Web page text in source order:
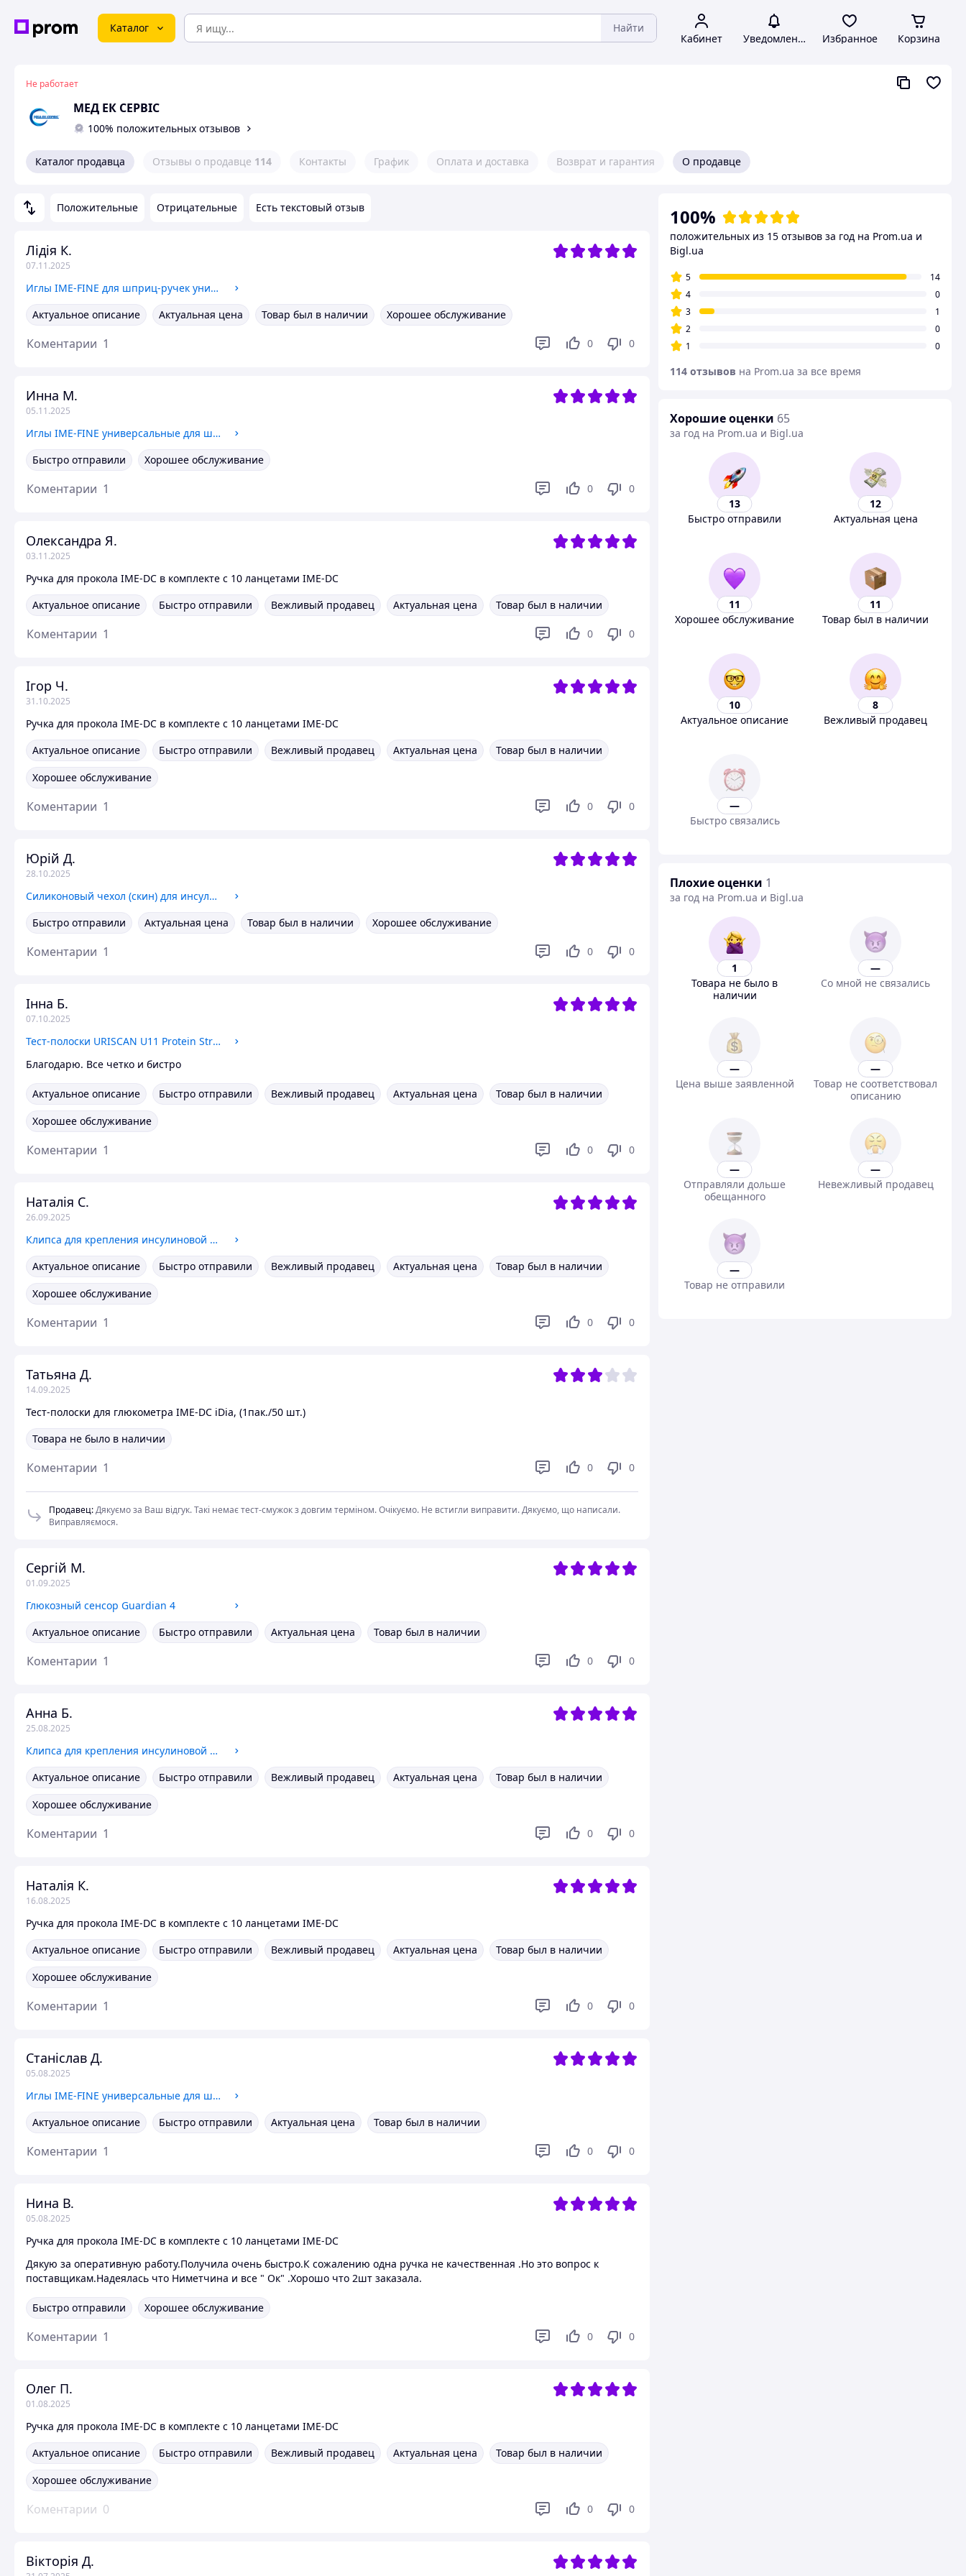
Каталог Найти
Кабинет Уведомления Избранное Корзина
Не работает
МЕД ЕК СЕРВІС
100% положительных отзывов
Каталог продавца Отзывы о продавце 114 Контакты График Оплата и доставка Возврат и гарантия О продавце
Положительные Отрицательные Есть текстовый отзыв
Лідія К.
07.11.2025
Иглы IME-FINE для шприц-ручек универсальные, 4 мм, 100 шт.
Актуальное описание
Актуальная цена Товар был в наличии Хорошее обслуживание
Коментарии 1 0 0
Инна М.
05.11.2025
Иглы IME-FINE универсальные для шприц-ручек, 8 мм, 100 шт.
Быстро отправили
Хорошее обслуживание
Коментарии 1 0 0
Олександра Я.
03.11.2025
Ручка для прокола IME-DC в комплекте с 10 ланцетами IME-DC
Актуальное описание
Быстро отправили Вежливый продавец Актуальная цена Товар был в наличии
Коментарии 1 0 0
Ігор Ч.
31.10.2025
Ручка для прокола IME-DC в комплекте с 10 ланцетами IME-DC
Актуальное описание
Быстро отправили Вежливый продавец Актуальная цена
Товар был в наличии
Хорошее обслуживание
Коментарии 1 0 0
Юрій Д.
28.10.2025
Силиконовый чехол (скин) для инсулиновой помпы MiniMed Medtronic 780G, 720G, 640G
Быстро отправили
Актуальная цена Товар был в наличии Хорошее обслуживание
Коментарии 1 0 0
Інна Б.
07.10.2025
Тест-полоски URISCAN U11 Protein Strip (определение белка в моче) №50
Благодарю. Все четко и бистро
Актуальное описание Быстро отправили Вежливый продавец Актуальная цена
Товар был в наличии
Хорошее обслуживание
Коментарии 1 0 0
Наталія С.
26.09.2025
Клипса для крепления инсулиновой помпы Medtronic 780G, 720G, 640G
Актуальное описание
Быстро отправили Вежливый продавец Актуальная цена
Товар был в наличии
Хорошее обслуживание
Коментарии 1 0 0
Татьяна Д.
14.09.2025
Тест-полоски для глюкометра IME-DC iDia, (1пак./50 шт.)
Товара не было в наличии
Коментарии 1 0 0
Продавец:Дякуємо за Ваш відгук. Такі немає тест-смужок з довгим терміном. Очікуємо. Не встигли виправити. Дякуємо, що написали.
Виправляємося.
Сергій М.
01.09.2025
Глюкозный сенсор Guardian 4
Актуальное описание
Быстро отправили Актуальная цена Товар был в наличии
Коментарии 1 0 0
Анна Б.
25.08.2025
Клипса для крепления инсулиновой помпы Medtronic 780G, 720G, 640G
Актуальное описание
Быстро отправили Вежливый продавец Актуальная цена
Товар был в наличии
Хорошее обслуживание
Коментарии 1 0 0
Наталія К.
16.08.2025
Ручка для прокола IME-DC в комплекте с 10 ланцетами IME-DC
Актуальное описание
Быстро отправили Вежливый продавец Актуальная цена
Товар был в наличии
Хорошее обслуживание
Коментарии 1 0 0
Станіслав Д.
05.08.2025
Иглы IME-FINE универсальные для шприц-ручек, 8 мм, 100 шт. термін 06.2025
Актуальное описание
Быстро отправили Актуальная цена Товар был в наличии
Коментарии 1 0 0
Нина В.
05.08.2025
Ручка для прокола IME-DC в комплекте с 10 ланцетами IME-DC
Дякую за оперативную работу.Получила очень быстро.К сожалению одна ручка не качественная .Но это вопрос к
поставщикам.Надеялась что Ниметчина и все " Ок" .Хорошо что 2шт заказала.
Быстро отправили Хорошее обслуживание
Коментарии 1 0 0
Олег П.
01.08.2025
Ручка для прокола IME-DC в комплекте с 10 ланцетами IME-DC
Актуальное описание
Быстро отправили Вежливый продавец Актуальная цена
Товар был в наличии
Хорошее обслуживание
Коментарии 0 0 0
Вікторія Д.
100%
положительных из 15 отзывов за год на Prom.ua и
Bigl.ua
5
14
4
0
3
1
2
0
1
0
114 отзывов на Prom.ua за все время
Хорошие оценки 65
за год на Prom.ua и Bigl.ua
13
Быстро отправили
12
Актуальная цена
11
Хорошее обслуживание
11
Товар был в наличии
10
Актуальное описание
8
Вежливый продавец
—
Быстро связались
Плохие оценки 1
за год на Prom.ua и Bigl.ua
1
Товара не было в
наличии
—
Со мной не связались
—
Цена выше заявленной
—
Товар не соответствовал
описанию
—
Отправляли дольше
обещанного
—
Невежливый продавец
—
Товар не отправили